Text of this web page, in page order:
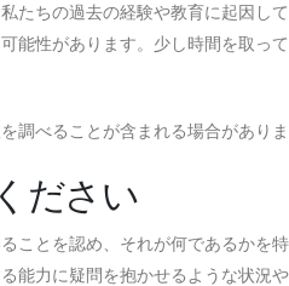
たちの過去の経験や教育に起因し
能性があります。少し時間を取っ
調べることが含まれる場合がありま
ださい
ことを認め、それが何であるかを
能力に疑問を抱かせるような状況